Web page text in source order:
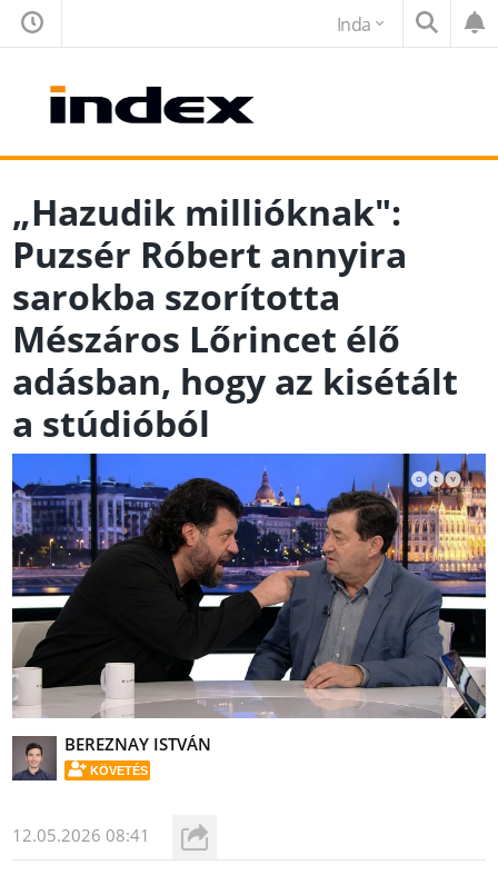
Inda
„Hazudik millióknak":
Puzsér Róbert annyira
sarokba szorította
Mészáros Lőrincet élő
adásban, hogy az kisétált
a stúdióból
BEREZNAY ISTVÁN
KÖVETÉS
12.05.2026 08:41